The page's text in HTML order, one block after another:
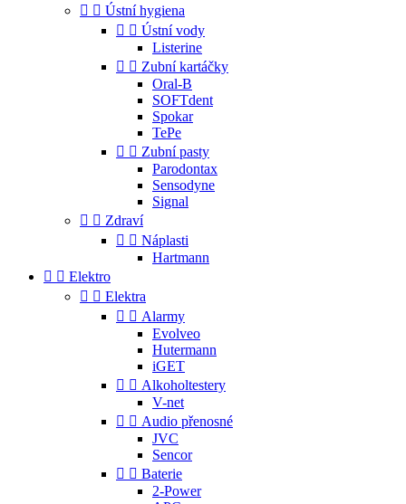
  Ústní hygiena
  Ústní vody
Listerine
  Zubní kartáčky
Oral-B
SOFTdent
Spokar
TePe
  Zubní pasty
Parodontax
Sensodyne
Signal
  Zdraví
  Náplasti
Hartmann
  Elektro
  Elektra
  Alarmy
Evolveo
Hutermann
iGET
  Alkoholtestery
V-net
  Audio přenosné
JVC
Sencor
  Baterie
2-Power